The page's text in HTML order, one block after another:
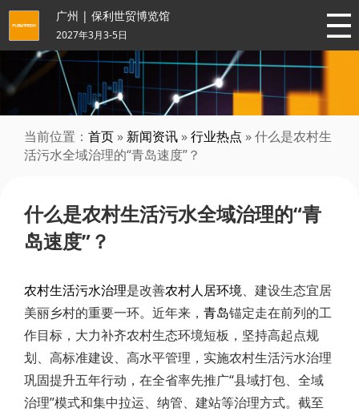
广州 | 保利世贸博览馆
2027年3月3-5日
当前位置： 首页 » 新闻资讯 »行业热点 » 什么是农村生
活污水全域治理的“青岛速度”？
什么是农村生活污水全域治理的“青
岛速度”？
农村生活污水治理是改善农村人居环境、建设生态宜居
美丽乡村的重要一环。近年来， 青岛锚定走在前列的工
作目标，大力补齐农村生态环境短板，坚持高起点规
划、高标准建设、高水平管理，实施农村生活污水治理
巩固提升五年行动，在全省率先推广“县域打包、全域
治理”模式和集中拉运、纳管、建站等治理方式。截至